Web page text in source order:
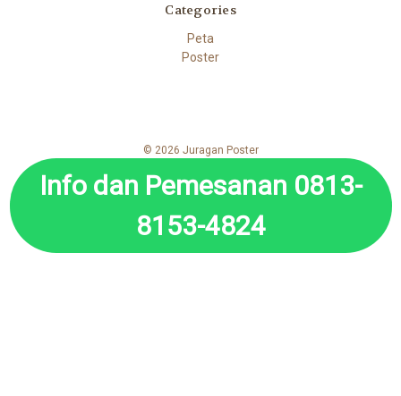
Categories
Peta
Poster
© 2026 Juragan Poster
Info dan Pemesanan 0813-
8153-4824